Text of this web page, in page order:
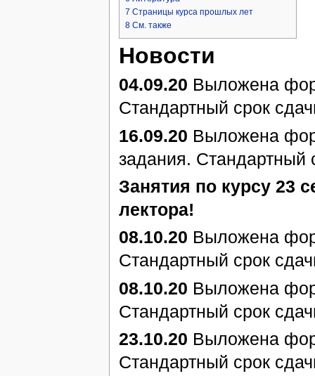
7 Страницы курса прошлых лет
8 См. также
Новости
04.09.20 Выложена
Стандартный срок
16.09.20 Выложена
задания. Стандартный
Занятия по курсу 23
лектора!
08.10.20 Выложена
Стандартный срок
08.10.20 Выложена
Стандартный срок
23.10.20 Выложена
Стандартный срок